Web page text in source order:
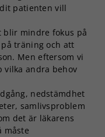
patienten vill
blir mindre fokus på
träning och att
Men eftersom vi
vilka andra behov
nedstämdhet
samlivsproblem
det är läkarens
måste